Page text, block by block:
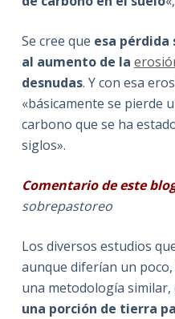
Se cree que esa
al aumento de la
desnudas. Y con esa
«básicamente se pierde
carbono que se ha
siglos».
Comentario de este
sobrepastoreo
Los diversos estudios
aunque diferían un
una metodología similar,
una porción de tierra